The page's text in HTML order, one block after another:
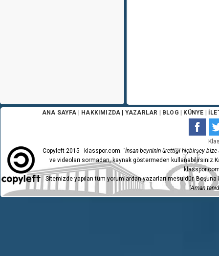
ANA SAYFA HAKKIMIZDA YAZARLAR BLOG KÜNYE
Copyleft 2015 - klasspor.com. "İnsan beyninin ürettiği hiçbirşey bize
ve videoları sormadan, kaynak göstermeden
Sitemizde yapılan tüm yorumlardan yazarları mesuldür.
"Aman